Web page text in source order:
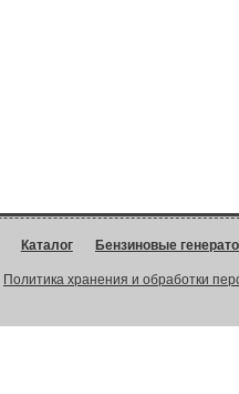
Каталог Бензиновые
Политика хранения и обработки